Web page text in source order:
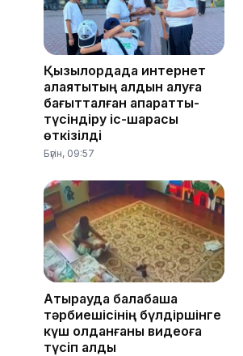
Қызылордада интернет
алаяқтықтың алдын алуға
бағытталған ақпараттық-
түсіндіру іс-шарасы
өткізілді
Бүгін, 09:57
Атырауда балабақша
тәрбиешісінің бүлдіршінге
күш қолданғаны видеоға
түсіп қалды